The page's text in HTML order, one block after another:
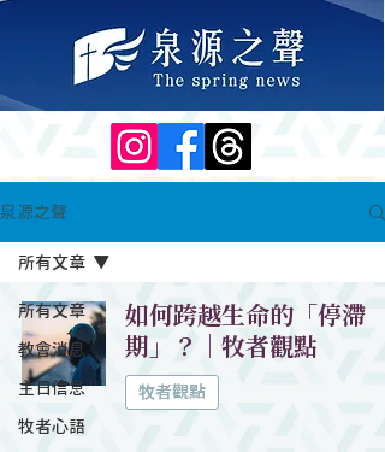
泉源之聲
所有文章
教會消息
主日信息
牧者心語
所有文章
如何跨越生命的「停滯
期」？｜牧者觀點
牧者觀點